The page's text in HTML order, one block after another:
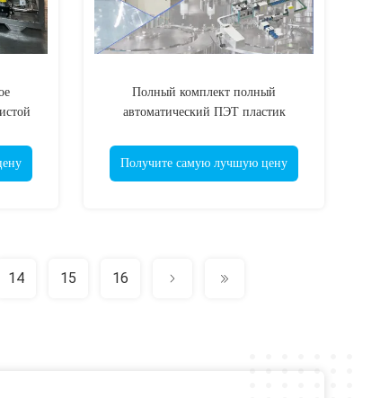
Полный комплект полный
автоматический ПЭТ пластик
минеральная вода производственная
линия / бутылочная вода
Получите самую лучшую цену
14 15 16